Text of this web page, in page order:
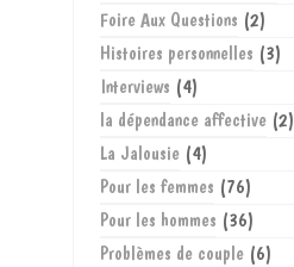
Foire Aux Questions (2)
Histoires personnelles (3)
Interviews (4)
la dépendance affective(2)
La Jalousie(4)
Pour les femmes (76)
Pour les hommes (36)
Problèmes de couple(6)